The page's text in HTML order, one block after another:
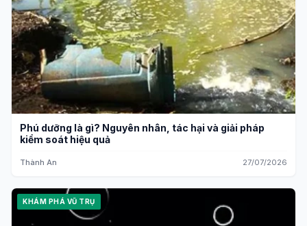
Phú dưỡng là gì? Nguyên nhân, tác hại và giải pháp
kiểm soát hiệu quả
Thành An 27/07/2026
KHÁM PHÁ VŨ TRỤ